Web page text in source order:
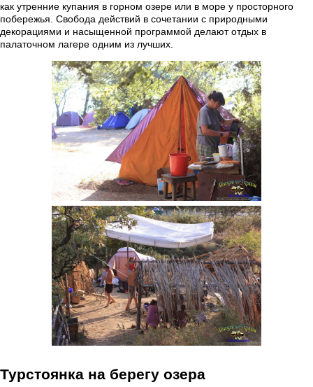
как утренние купания в горном озере или в море у просторного
побережья. Свобода действий в сочетании с природными
декорациями и насыщенной программой делают отдых в
палаточном лагере одним из лучших.
Турстоянка на берегу озера